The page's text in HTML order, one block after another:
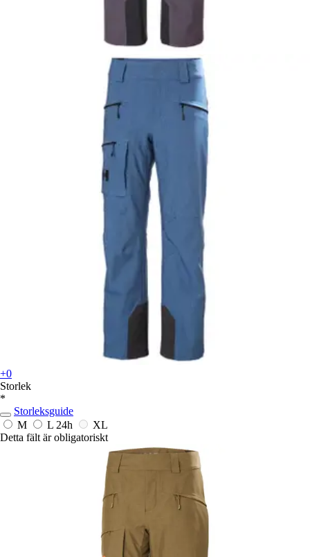
+0
Storlek
*
Storleksguide
M
L 24h
XL
Detta fält är obligatoriskt